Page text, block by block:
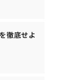
徹底せよ